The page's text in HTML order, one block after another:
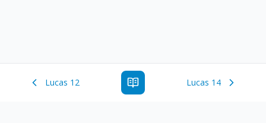
Lucas 12 Lucas 14